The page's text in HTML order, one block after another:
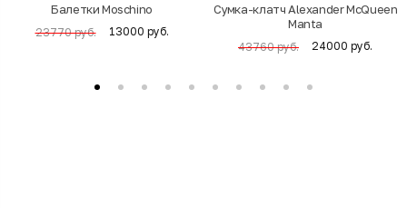
Балетки Moschino
23770 руб. 13000 руб.
Cумка-клатч Alexander McQueen
Manta
43760 руб. 24000 руб.